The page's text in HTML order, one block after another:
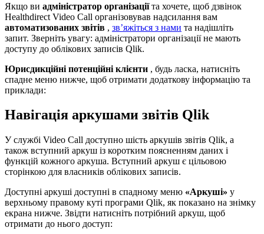
Якщо ви адміністратор організації та хочете, щоб дзвінок
Healthdirect Video Call організовував надсилання вам
автоматизованих звітів , зв’яжіться з нами та надішліть
запит. Зверніть увагу: адміністратори організації не мають
доступу до облікових записів Qlik.
Юрисдикційні потенційні клієнти , будь ласка, натисніть
спадне меню нижче, щоб отримати додаткову інформацію та
приклади:
Навігація аркушами звітів Qlik
У службі Video Call доступно шість аркушів звітів Qlik, а
також вступний аркуш із коротким поясненням даних і
функцій кожного аркуша. Вступний аркуш є цільовою
сторінкою для власників облікових записів.
Доступні аркуші доступні в спадному меню «Аркуші» у
верхньому правому куті програми Qlik, як показано на знімку
екрана нижче. Звідти натисніть потрібний аркуш, щоб
отримати до нього доступ: